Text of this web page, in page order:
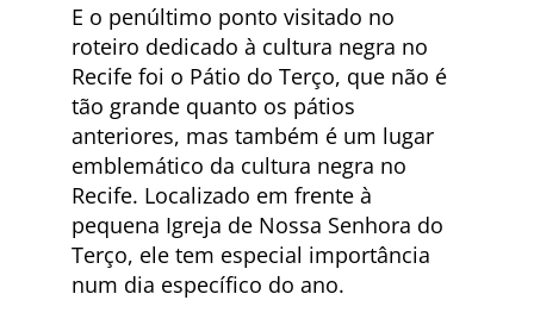
E o penúltimo ponto visitado no
roteiro dedicado à cultura negra no
Recife foi o Pátio do Terço, que não é
tão grande quanto os pátios
anteriores, mas também é um lugar
emblemático da cultura negra no
Recife. Localizado em frente à
pequena Igreja de Nossa Senhora do
Terço, ele tem especial importância
num dia específico do ano.